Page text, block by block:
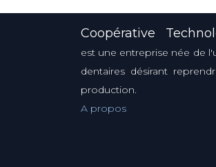
Coopérative
est une entreprise née de
dentaires désirant
production.
A propos